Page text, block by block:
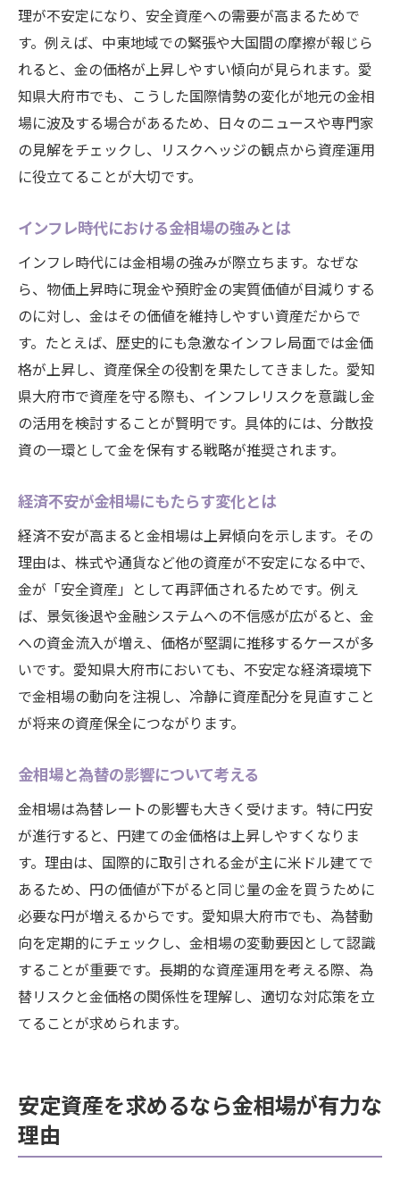
理が不安定になり、安全資産への需要が高まるためで
す。例えば、中東地域での緊張や大国間の摩擦が報じら
れると、金の価格が上昇しやすい傾向が見られます。愛
知県大府市でも、こうした国際情勢の変化が地元の金相
場に波及する場合があるため、日々のニュースや専門家
の見解をチェックし、リスクヘッジの観点から資産運用
に役立てることが大切です。
インフレ時代における金相場の強みとは
インフレ時代には金相場の強みが際立ちます。なぜな
ら、物価上昇時に現金や預貯金の実質価値が目減りする
のに対し、金はその価値を維持しやすい資産だからで
す。たとえば、歴史的にも急激なインフレ局面では金価
格が上昇し、資産保全の役割を果たしてきました。愛知
県大府市で資産を守る際も、インフレリスクを意識し金
の活用を検討することが賢明です。具体的には、分散投
資の一環として金を保有する戦略が推奨されます。
経済不安が金相場にもたらす変化とは
経済不安が高まると金相場は上昇傾向を示します。その
理由は、株式や通貨など他の資産が不安定になる中で、
金が「安全資産」として再評価されるためです。例え
ば、景気後退や金融システムへの不信感が広がると、金
への資金流入が増え、価格が堅調に推移するケースが多
いです。愛知県大府市においても、不安定な経済環境下
で金相場の動向を注視し、冷静に資産配分を見直すこと
が将来の資産保全につながります。
金相場と為替の影響について考える
金相場は為替レートの影響も大きく受けます。特に円安
が進行すると、円建ての金価格は上昇しやすくなりま
す。理由は、国際的に取引される金が主に米ドル建てで
あるため、円の価値が下がると同じ量の金を買うために
必要な円が増えるからです。愛知県大府市でも、為替動
向を定期的にチェックし、金相場の変動要因として認識
することが重要です。長期的な資産運用を考える際、為
替リスクと金価格の関係性を理解し、適切な対応策を立
てることが求められます。
安定資産を求めるなら金相場が有力な
理由